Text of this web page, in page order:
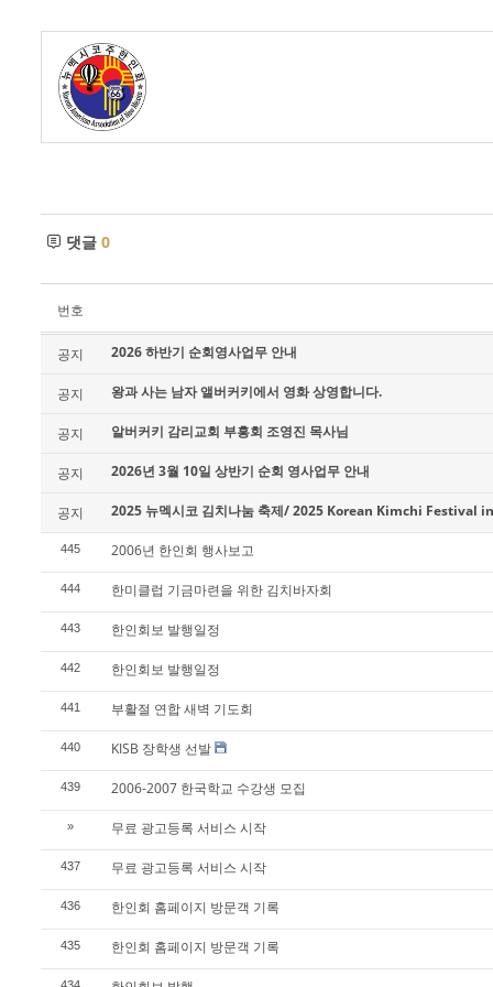
댓글 0
번호
공지 2026 하반기 순회영사업무 안내
공지 왕과 사는 남자 앨버커키에서 영화 상영합니다.
공지 알버커키 감리교회 부흥회 조영진 목사님
공지 2026년 3월 10일 상반기 순회 영사업무 안내
공지 2025 뉴멕시코 김치나눔 축제/ 2025 Korean Kimchi Festival
445 2006년 한인회 행사보고
444 한미클럽 기금마련을 위한 김치바자회
443 한인회보 발행일정
442 한인회보 발행일정
441 부활절 연합 새벽 기도회
440 KISB 장학생 선발
439 2006-2007 한국학교 수강생 모집
» 무료 광고등록 서비스 시작
437 무료 광고등록 서비스 시작
436 한인회 홈페이지 방문객 기록
435 한인회 홈페이지 방문객 기록